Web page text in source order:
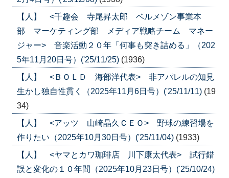
【人】 <千趣会 寺尾昇太郎 ベルメゾン事業本
部 マーケティング部 メディア戦略チーム マネー
ジャー> 音楽活動２０年「何事も突き詰める」（202
5年11月20日号）('25/11/25) (1936)
【人】 <ＢＯＬＤ 海部洋代表> 非アパレルの知見
生かし独自性貫く（2025年11月6日号）('25/11/11) (19
34)
【人】 <アッツ 山崎晶久ＣＥＯ> 野球の練習場を
作りたい（2025年10月30日号）('25/11/04) (1933)
【人】 <ヤマとカワ珈琲店 川下康太代表> 試行錯
誤と変化の１０年間（2025年10月23日号）('25/10/24)